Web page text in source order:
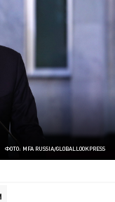
ФОТО: MFA RUSSIA/GLOBALLOOKPRESS